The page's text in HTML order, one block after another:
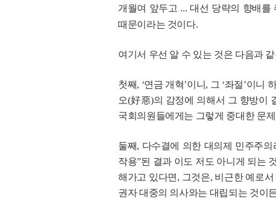
개월여 앞두고 ... 대선 당략의 향배를
때문이라는 것이다.
여기서 우선 알 수 있는 것은 다음과
첫째, ‘연금 개혁’이니, 그 ‘좌절’이
오(好惡)의 감정에 의해서 그 향방이
국회의원들에게는 그렇게 중대한 문
둘째, 다수결에 의한 대의제 민주주
작용”된 결과 이도 저도 아니게 되는
해가고 있다면, 그것은, 비근한 예로
권자 대중의 의사와는 대립되는 것이